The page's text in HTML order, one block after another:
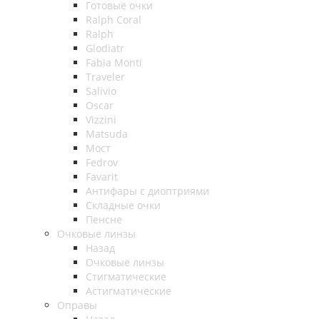
Готовые очки
Ralph Coral
Ralph
Glodiatr
Fabia Monti
Traveler
Salivio
Oscar
Vizzini
Matsuda
Мост
Fedrov
Favarit
Антифары с диоптриями
Складные очки
Пенсне
Очковые линзы
Назад
Очковые линзы
Стигматические
Астигматические
Оправы